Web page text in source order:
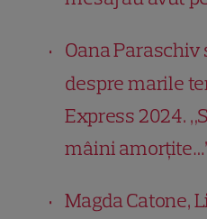
Oana Paraschiv
despre marile
Express 2024.
mâini
Magda Catone,